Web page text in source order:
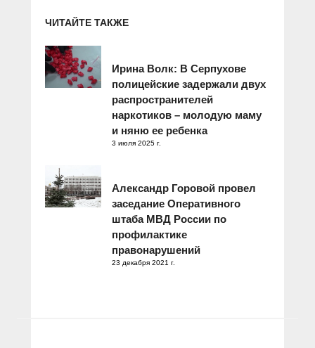
ЧИТАЙТЕ ТАКЖЕ
Ирина Волк: В Серпухове
полицейские задержали двух
распространителей
наркотиков – молодую маму
и няню ее ребенка
3 июля 2025 г.
Александр Горовой провел
заседание Оперативного
штаба МВД России по
профилактике
правонарушений
23 декабря 2021 г.